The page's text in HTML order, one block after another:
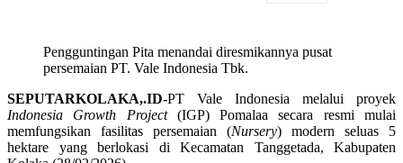
Pengguntingan Pita menandai diresmikannya pusat
persemaian PT. Vale Indonesia Tbk.
SEPUTARKOLAKA,.ID-PT Vale Indonesia melalui proyek
Indonesia Growth Project(IGP) Pomalaa secara resmi mulai
memfungsikan fasilitas persemaian (Nursery) modern seluas 5
hektare yang berlokasi di Kecamatan Tanggetada, Kabupaten